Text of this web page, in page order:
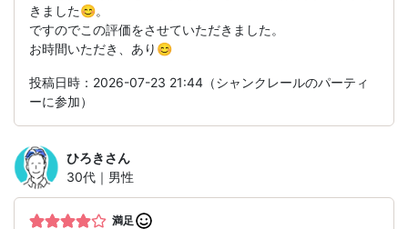
きました😊。
ですのでこの評価をさせていただきました。
お時間いただき、あり😊
投稿日時：2026-07-23 21:44（シャンクレールのパーティ
ーに参加）
ひろきさん
30代｜男性
満足